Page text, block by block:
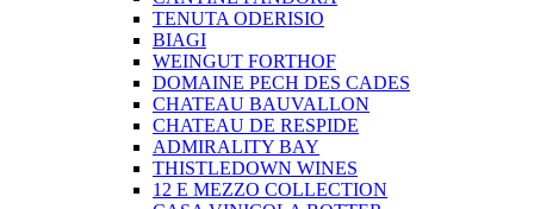
TENUTA ODERISIO
BIAGI
WEINGUT FORTHOF
DOMAINE PECH DES CADES
CHATEAU BAUVALLON
CHATEAU DE RESPIDE
ADMIRALITY BAY
THISTLEDOWN WINES
12 E MEZZO COLLECTION